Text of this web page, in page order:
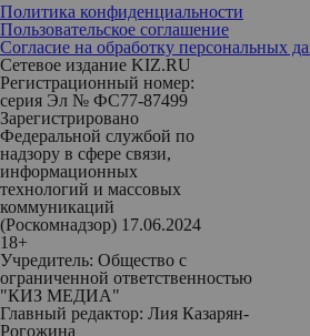
Политика конфиденциальности
Пользовательское соглашение
Согласие на обработку персональных
Сетевое издание KIZ.RU
Регистрационный номер:
серия Эл № ФС77-87499
Зарегистрировано
Федеральной службой по
надзору в сфере связи,
информационных
технологий и массовых
коммуникаций
(Роскомнадзор) 17.06.2024
18+
Учредитель: Общество с
ограниченной ответственностью
"КИЗ МЕДИА"
Главный редактор: Лия Казарян-
Рогожина